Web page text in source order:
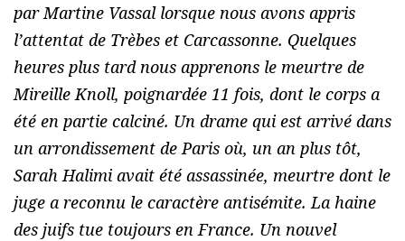
par Martine Vassal lorsque nous avons appris
l’attentat de Trèbes et Carcassonne. Quelques
heures plus tard nous apprenons le meurtre de
Mireille Knoll, poignardée 11 fois, dont le corps a
été en partie calciné. Un drame qui est arrivé dans
un arrondissement de Paris où, un an plus tôt,
Sarah Halimi avait été assassinée, meurtre dont le
juge a reconnu le caractère antisémite. La haine
des juifs tue toujours en France. Un nouvel